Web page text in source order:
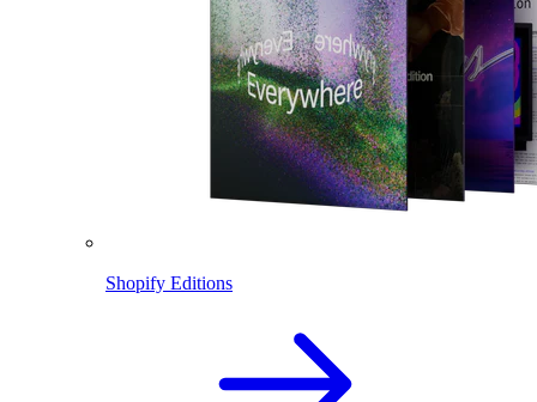
Shopify Editions